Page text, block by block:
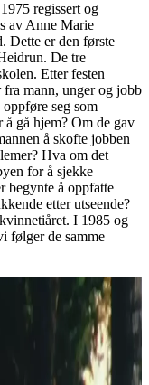
regissert og
av Anne Marie
Dette er den første
De tre
Etter festen
fra mann, unger og jobb
seg som
gå hjem? Om de gav
å skofte jobben
Hva om det
for å sjekke
begynte å oppfatte
etter utseende?
I 1985 og
følger de samme